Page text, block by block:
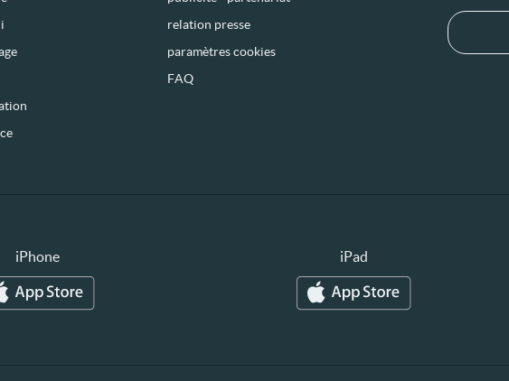
relation presse
paramètres cookies
FAQ
iPhone iPad